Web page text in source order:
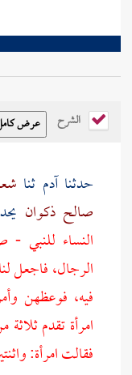
الشرح
حدثناآدم ثنا
صالح ذكوان
النساء للنبي
الرجال، فاجعل
فيه، فوعظهن
امرأة تقدم
فقالت امرأة: